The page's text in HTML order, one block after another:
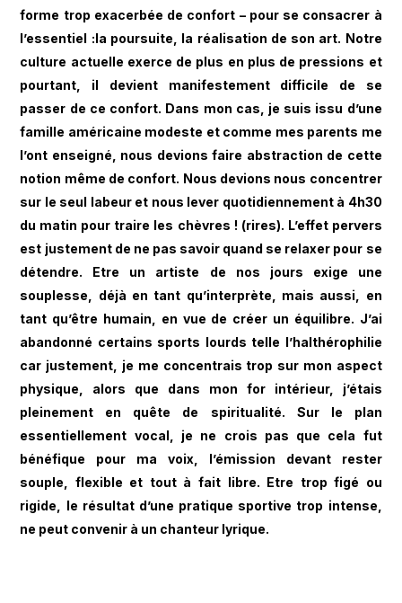
forme trop exacerbée de confort – pour se consacrer à
l’essentiel :la poursuite, la réalisation de son art. Notre
culture actuelle exerce de plus en plus de pressions et
pourtant, il devient manifestement difficile de se
passer de ce confort. Dans mon cas, je suis issu d’une
famille américaine modeste et comme mes parents me
l’ont enseigné, nous devions faire abstraction de cette
notion même de confort. Nous devions nous concentrer
sur le seul labeur et nous lever quotidiennement à 4h30
du matin pour traire les chèvres ! (rires). L’effet pervers
est justement de ne pas savoir quand se relaxer pour se
détendre. Etre un artiste de nos jours exige une
souplesse, déjà en tant qu’interprète, mais aussi, en
tant qu’être humain, en vue de créer un équilibre. J’ai
abandonné certains sports lourds telle l’halthérophilie
car justement, je me concentrais trop sur mon aspect
physique, alors que dans mon for intérieur, j’étais
pleinement en quête de spiritualité. Sur le plan
essentiellement vocal, je ne crois pas que cela fut
bénéfique pour ma voix, l’émission devant rester
souple, flexible et tout à fait libre. Etre trop figé ou
rigide, le résultat d’une pratique sportive trop intense,
ne peut convenir à un chanteur lyrique.